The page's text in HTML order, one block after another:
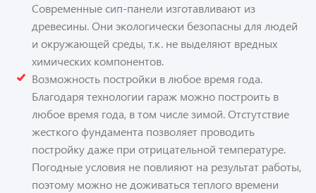
Современные сип-панели изготавливают из
древесины. Они экологически безопасны для людей
и окружающей среды, т.к. не выделяют вредных
химических компонентов.
Возможность постройки в любое время года.
Благодаря технологии гараж можно построить в
любое время года, в том числе зимой. Отстутствие
жесткого фундамента позволяет проводить
постройку даже при отрицательной температуре.
Погодные условия не повлияют на результат работы,
поэтому можно не доживаться теплого времени